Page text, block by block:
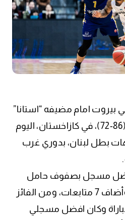
بيروت امام مضيفه “استانا”
بفارق 14 نقطة وبنتيجة (86-72)، في كازاخستان، اليوم
بطل لبنان، بدوري غرب
مسجل بصفوف حامل
اللقب برصيد 23 نقطة وأضاف 7 متابعات، ومن الفائز
وكان افضل مسجلي